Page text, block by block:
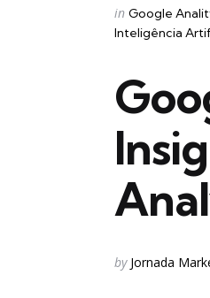
Categories
Posted
in
in Google
Inteligência
Posted
by Jornada